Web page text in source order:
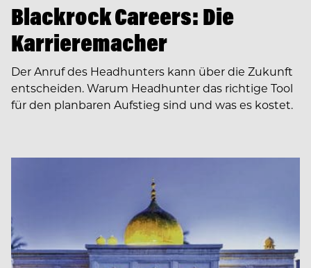
Blackrock Careers: Die
Karrieremacher
Der Anruf des Headhunters kann über die Zukunft
entscheiden. Warum Headhunter das richtige Tool
für den planbaren Aufstieg sind und was es kostet.